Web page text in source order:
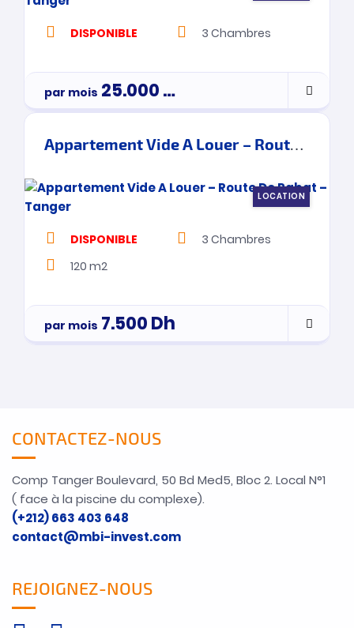
DISPONIBLE 3 Chambres
par mois 25.000Dh
Appartement Vide A Louer – Route De Rabat – Tanger
LOCATION
DISPONIBLE 3 Chambres
120 m2
par mois 7.500Dh
CONTACTEZ-NOUS
Comp Tanger Boulevard, 50 Bd Med5, Bloc 2. Local N°1
( face à la piscine du complexe).
(+212) 663 403 648
contact@mbi-invest.com
REJOIGNEZ-NOUS